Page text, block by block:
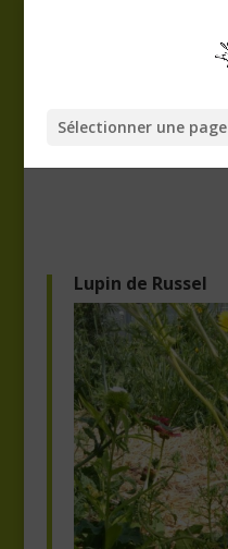
Sélectionner une page
Lupin de Russel